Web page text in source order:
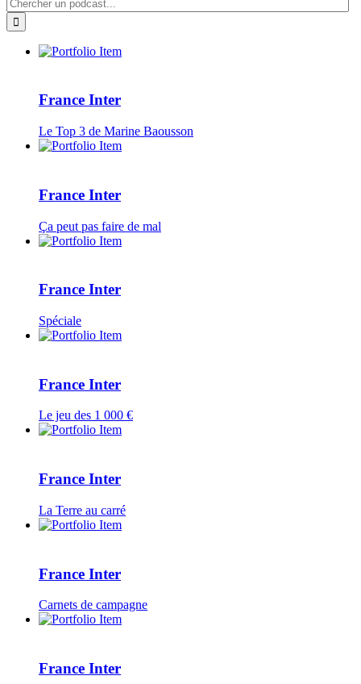
France Inter
Le Top 3 de Marine Baousson
France Inter
Ça peut pas faire de mal
France Inter
Spéciale
France Inter
Le jeu des 1 000 €
France Inter
La Terre au carré
France Inter
Carnets de campagne
France Inter